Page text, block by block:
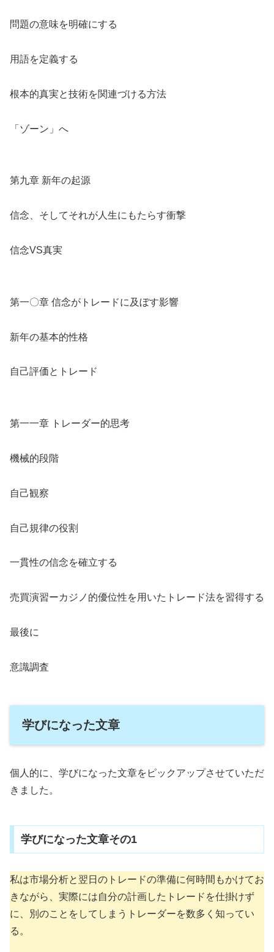
問題の意味を明確にする
用語を定義する
根本的真実と技術を関連づける方法
「ゾーン」へ
第九章 新年の起源
信念、そしてそれが人生にもたらす衝撃
信念VS真実
第一〇章 信念がトレードに及ぼす影響
新年の基本的性格
自己評価とトレード
第一一章 トレーダー的思考
機械的段階
自己観察
自己規律の役割
一貫性の信念を確立する
売買演習ーカジノ的優位性を用いたトレード法を習得する
最後に
意識調査
学びになった文章
個人的に、学びになった文章をピックアップさせていただ
きました。
学びになった文章その1
私は市場分析と翌日のトレードの準備に何時間もかけてお
きながら、実際には自分の計画したトレードを仕掛けず
に、別のことをしてしまうトレーダーを数多く知ってい
る。